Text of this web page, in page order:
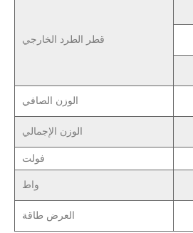
قطر الطرد الخارجي
الوزن الصافي
الوزن الإجمالي
فولت
واط
طاقة العرض